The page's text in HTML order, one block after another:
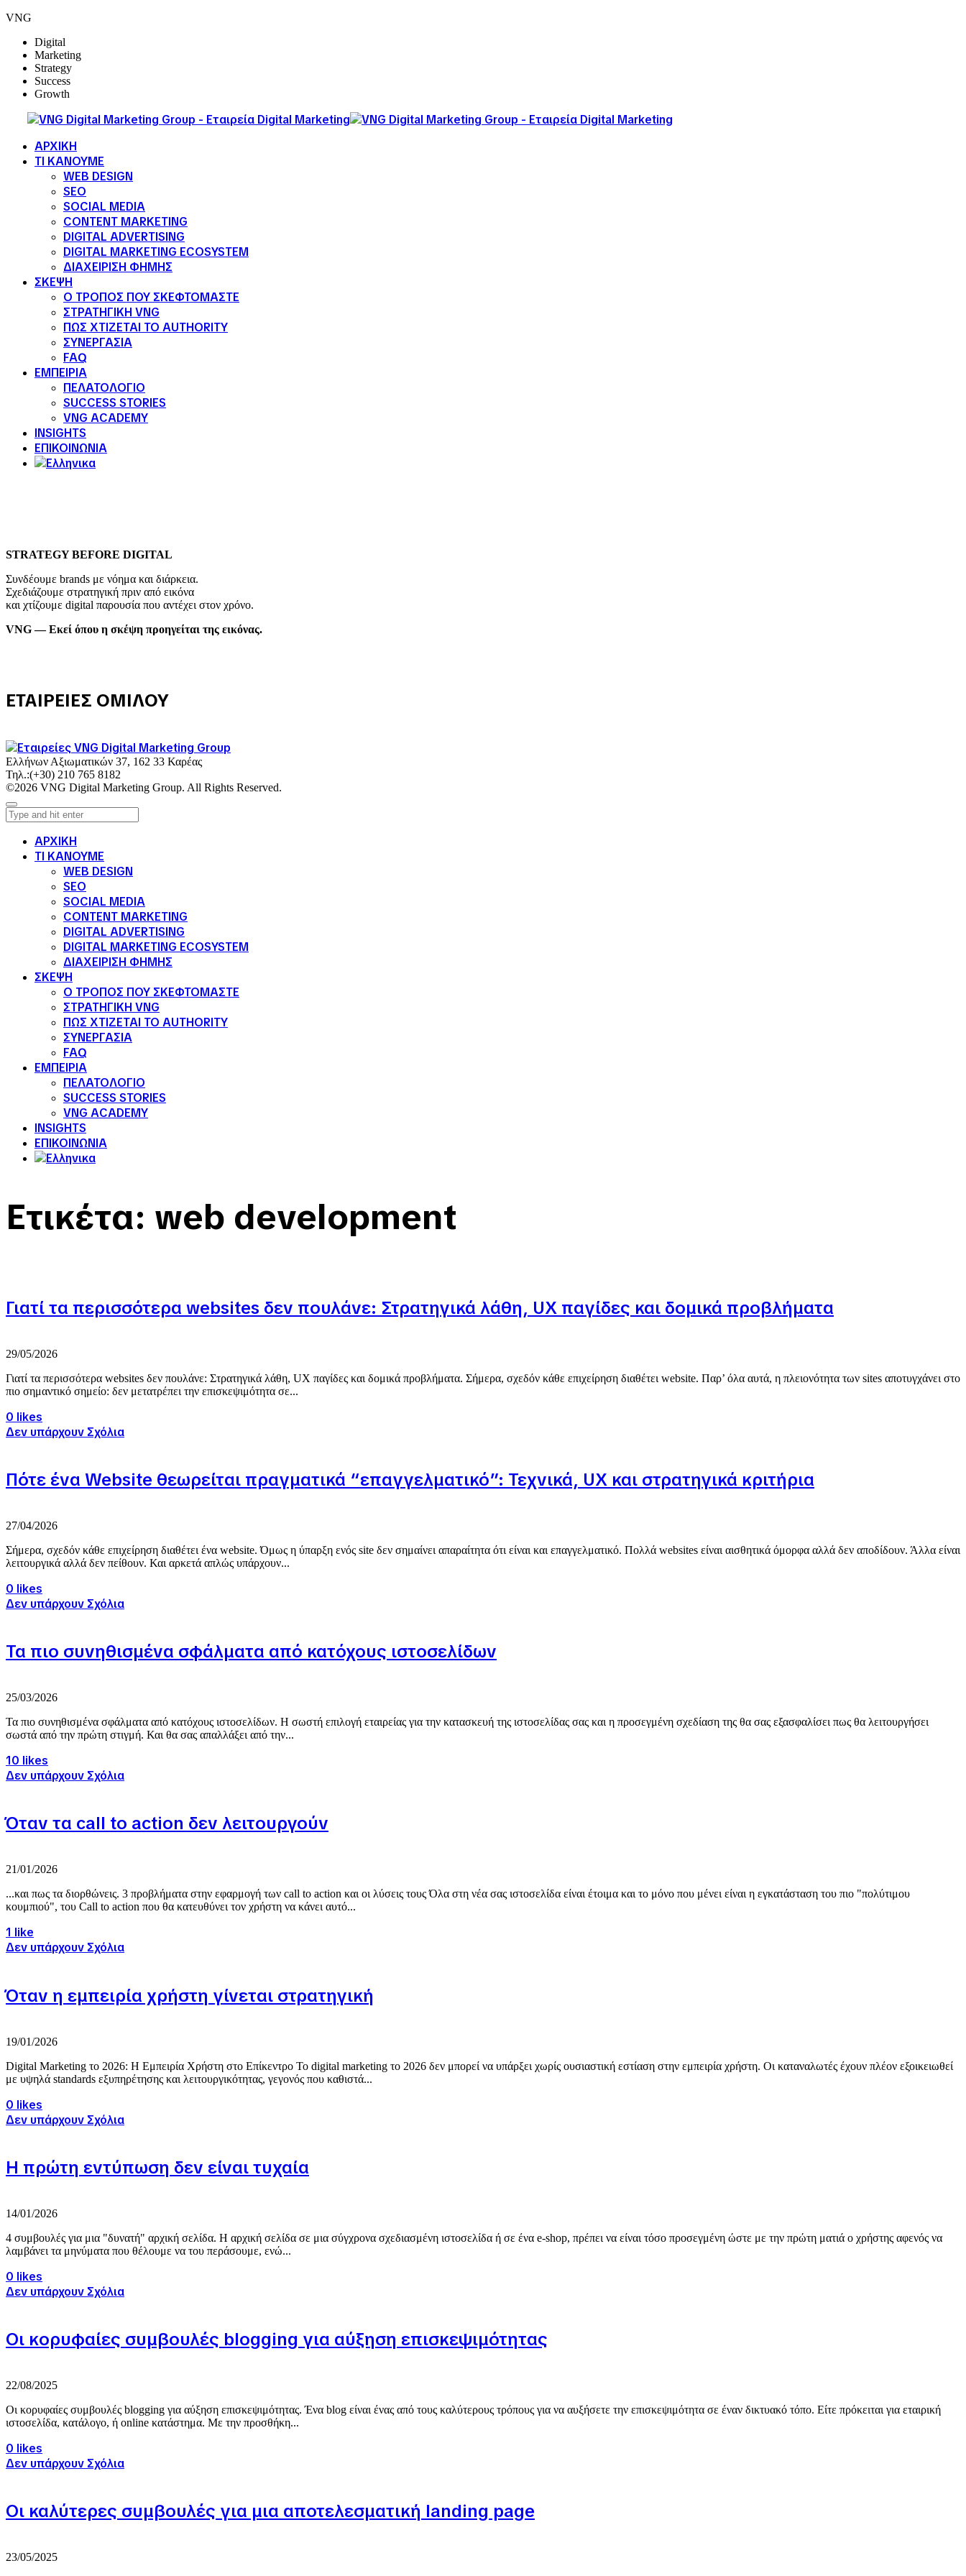
VNG
Digital
Marketing
Strategy
Success
Growth
ΑΡΧΙΚΗ
ΤΙ ΚΑΝΟΥΜΕ
WEB DESIGN
SEO
SOCIAL MEDIA
CONTENT MARKETING
DIGITAL ADVERTISING
DIGITAL MARKETING ECOSYSTEM
ΔΙΑΧΕΙΡΙΣΗ ΦΗΜΗΣ
ΣΚΕΨΗ
Ο ΤΡΟΠΟΣ ΠΟΥ ΣΚΕΦΤΟΜΑΣΤΕ
ΣΤΡΑΤΗΓΙΚΗ VNG
ΠΩΣ ΧΤΙΖΕΤΑΙ ΤΟ AUTHORITY
ΣΥΝΕΡΓΑΣΙΑ
FAQ
ΕΜΠΕΙΡΙΑ
ΠΕΛΑΤΟΛΟΓΙΟ
SUCCESS STORIES
VNG ACADEMY
INSIGHTS
ΕΠΙΚΟΙΝΩΝΙΑ
STRATEGY BEFORE DIGITAL
Συνδέουμε brands με νόημα και διάρκεια.
Σχεδιάζουμε στρατηγική πριν από εικόνα
και χτίζουμε digital παρουσία που αντέχει στον χρόνο.
VNG — Εκεί όπου η σκέψη προηγείται της εικόνας.
ΕΤΑΙΡΕΙΕΣ ΟΜΙΛΟΥ
Ελλήνων Αξιωματικών 37, 162 33 Καρέας
Τηλ.:(+30) 210 765 8182
©2026 VNG Digital Marketing Group. All Rights Reserved.
ΑΡΧΙΚΗ
ΤΙ ΚΑΝΟΥΜΕ
WEB DESIGN
SEO
SOCIAL MEDIA
CONTENT MARKETING
DIGITAL ADVERTISING
DIGITAL MARKETING ECOSYSTEM
ΔΙΑΧΕΙΡΙΣΗ ΦΗΜΗΣ
ΣΚΕΨΗ
Ο ΤΡΟΠΟΣ ΠΟΥ ΣΚΕΦΤΟΜΑΣΤΕ
ΣΤΡΑΤΗΓΙΚΗ VNG
ΠΩΣ ΧΤΙΖΕΤΑΙ ΤΟ AUTHORITY
ΣΥΝΕΡΓΑΣΙΑ
FAQ
ΕΜΠΕΙΡΙΑ
ΠΕΛΑΤΟΛΟΓΙΟ
SUCCESS STORIES
VNG ACADEMY
INSIGHTS
ΕΠΙΚΟΙΝΩΝΙΑ
Ετικέτα: web development
Γιατί τα περισσότερα websites δεν πουλάνε: Στρατηγικά λάθη, UX παγίδες και δομικά προβλήματα
29/05/2026
Γιατί τα περισσότερα websites δεν πουλάνε: Στρατηγικά λάθη, UX παγίδες και δομικά προβλήματα. Σήμερα, σχεδόν κάθε επιχείρηση διαθέτει website. Παρ’ όλα αυτά, η πλειονότητα των sites αποτυγχάνει στο
πιο σημαντικό σημείο: δεν μετατρέπει την επισκεψιμότητα σε...
0 likes
Δεν υπάρχουν Σχόλια
Πότε ένα Website θεωρείται πραγματικά “επαγγελματικό”: Τεχνικά, UX και στρατηγικά κριτήρια
27/04/2026
Σήμερα, σχεδόν κάθε επιχείρηση διαθέτει ένα website. Όμως η ύπαρξη ενός site δεν σημαίνει απαραίτητα ότι είναι και επαγγελματικό. Πολλά websites είναι αισθητικά όμορφα αλλά δεν αποδίδουν. Άλλα είναι
λειτουργικά αλλά δεν πείθουν. Και αρκετά απλώς υπάρχουν...
0 likes
Δεν υπάρχουν Σχόλια
Τα πιο συνηθισμένα σφάλματα από κατόχους ιστοσελίδων
25/03/2026
Τα πιο συνηθισμένα σφάλματα από κατόχους ιστοσελίδων. Η σωστή επιλογή εταιρείας για την κατασκευή της ιστοσελίδας σας και η προσεγμένη σχεδίαση της θα σας εξασφαλίσει πως θα λειτουργήσει
σωστά από την πρώτη στιγμή. Και θα σας απαλλάξει από την...
10 likes
Δεν υπάρχουν Σχόλια
Όταν τα call to action δεν λειτουργούν
21/01/2026
...και πως τα διορθώνεις. 3 προβλήματα στην εφαρμογή των call to action και οι λύσεις τους Όλα στη νέα σας ιστοσελίδα είναι έτοιμα και το μόνο που μένει είναι η εγκατάσταση του πιο "πολύτιμου
κουμπιού", του Call to action που θα κατευθύνει τον χρήστη να κάνει αυτό...
1 like
Δεν υπάρχουν Σχόλια
Όταν η εμπειρία χρήστη γίνεται στρατηγική
19/01/2026
Digital Marketing το 2026: Η Εμπειρία Χρήστη στο Επίκεντρο Το digital marketing το 2026 δεν μπορεί να υπάρξει χωρίς ουσιαστική εστίαση στην εμπειρία χρήστη. Οι καταναλωτές έχουν πλέον εξοικειωθεί
με υψηλά standards εξυπηρέτησης και λειτουργικότητας, γεγονός που καθιστά...
0 likes
Δεν υπάρχουν Σχόλια
Η πρώτη εντύπωση δεν είναι τυχαία
14/01/2026
4 συμβουλές για μια "δυνατή" αρχική σελίδα. Η αρχική σελίδα σε μια σύγχρονα σχεδιασμένη ιστοσελίδα ή σε ένα e-shop, πρέπει να είναι τόσο προσεγμένη ώστε με την πρώτη ματιά ο χρήστης αφενός να
λαμβάνει τα μηνύματα που θέλουμε να του περάσουμε, ενώ...
0 likes
Δεν υπάρχουν Σχόλια
Οι κoρυφαίες συμβουλές blogging για αύξηση επισκεψιμότητας
22/08/2025
Οι κoρυφαίες συμβουλές blogging για αύξηση επισκεψιμότητας. Ένα blog είναι ένας από τους καλύτερους τρόπους για να αυξήσετε την επισκεψιμότητα σε έναν δικτυακό τόπο. Είτε πρόκειται για εταιρική
ιστοσελίδα, κατάλογο, ή online κατάστημα. Με την προσθήκη...
0 likes
Δεν υπάρχουν Σχόλια
Οι καλύτερες συμβουλές για μια αποτελεσματική landing page
23/05/2025